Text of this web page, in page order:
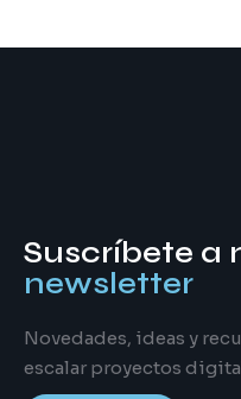
Suscríbete a
newsletter
Novedades, ideas y
escalar proyectos